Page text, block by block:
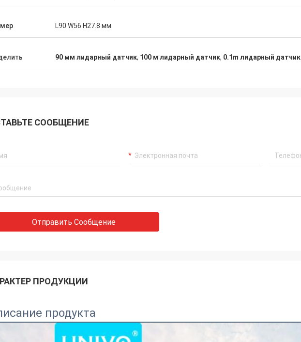
L90 W56 H27.8 мм
90 мм лидарный датчик, 100 м лидарный датчик, 0.1m лидарный датчик
СООБЩЕНИЕ
Отправить Сообщение
ПРОДУКЦИИ
продукта